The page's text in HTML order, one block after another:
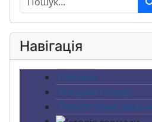
Навігація
Головна
Міський голова
Регуляторна